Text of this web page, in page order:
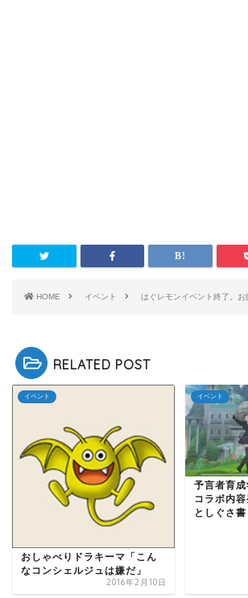
HOME イベント はぐレモンイベント終了。お
RELATED POST
イベント
おしゃべりドラキーマ「こん
なコンシェルジュは嫌だ」
2016年2月10日
イベント
予言者育
コラボ内
としぐさ書